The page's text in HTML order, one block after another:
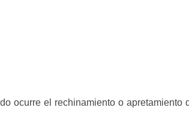
ocurre el rechinamiento o